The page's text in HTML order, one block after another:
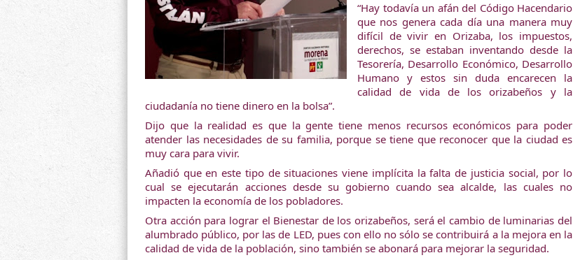
“Hay todavía un afán del Código Hacendario
que nos genera cada día una manera muy
difícil de vivir en Orizaba, los impuestos,
derechos, se estaban inventando desde la
Tesorería, Desarrollo Económico, Desarrollo
Humano y estos sin duda encarecen la
calidad de vida de los orizabeños y la
ciudadanía no tiene dinero en la bolsa”.
Dijo que la realidad es que la gente tiene menos recursos económicos para poder
atender las necesidades de su familia, porque se tiene que reconocer que la ciudad es
muy cara para vivir.
Añadió que en este tipo de situaciones viene implícita la falta de justicia social, por lo
cual se ejecutarán acciones desde su gobierno cuando sea alcalde, las cuales no
impacten la economía de los pobladores.
Otra acción para lograr el Bienestar de los orizabeños, será el cambio de luminarias del
alumbrado público, por las de LED, pues con ello no sólo se contribuirá a la mejora en la
calidad de vida de la población, sino también se abonará para mejorar la seguridad.